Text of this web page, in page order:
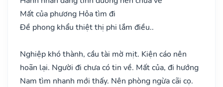
Mất của phương Hỏa tìm đi
Đề phong khẩu thiệt thị phi lắm điều..
Nghiệp khó thành, cầu tài mờ mịt. Kiện cáo nên
hoãn lại. Người đi chưa có tin về. Mất của, đi hướng
Nam tìm nhanh mới thấy. Nên phòng ngừa cãi cọ.